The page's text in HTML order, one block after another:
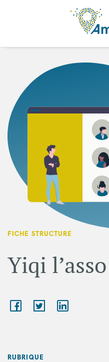
Aller au contenu principal
FICHE STRUCTURE
Yiqi l’asso
RUBRIQUE